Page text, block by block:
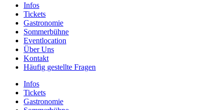
Infos
Tickets
Gastronomie
Sommerbühne
Eventlocation
Über Uns
Kontakt
Häufig gestellte Fragen
Infos
Tickets
Gastronomie